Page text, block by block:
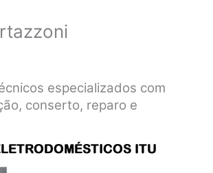
especializados com
conserto, reparo e